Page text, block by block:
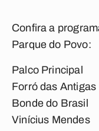
Confira a
Parque do Povo:
Palco Principal
Forró das Antigas
Bonde do Brasil
Vinícius Mendes